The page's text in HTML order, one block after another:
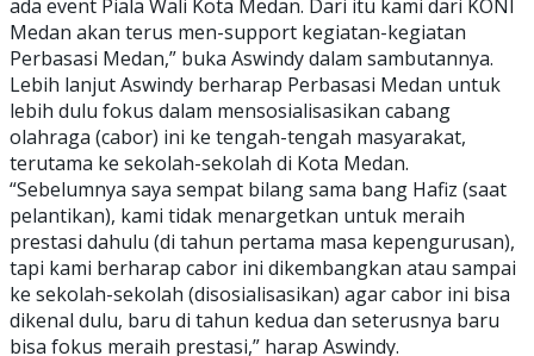
ada event Piala Wali Kota Medan. Dari itu kami dari KONI
Medan akan terus men-support kegiatan-kegiatan
Perbasasi Medan,” buka Aswindy dalam sambutannya.
Lebih lanjut Aswindy berharap Perbasasi Medan untuk
lebih dulu fokus dalam mensosialisasikan cabang
olahraga (cabor) ini ke tengah-tengah masyarakat,
terutama ke sekolah-sekolah di Kota Medan.
“Sebelumnya saya sempat bilang sama bang Hafiz (saat
pelantikan), kami tidak menargetkan untuk meraih
prestasi dahulu (di tahun pertama masa kepengurusan),
tapi kami berharap cabor ini dikembangkan atau sampai
ke sekolah-sekolah (disosialisasikan) agar cabor ini bisa
dikenal dulu, baru di tahun kedua dan seterusnya baru
bisa fokus meraih prestasi,” harap Aswindy.